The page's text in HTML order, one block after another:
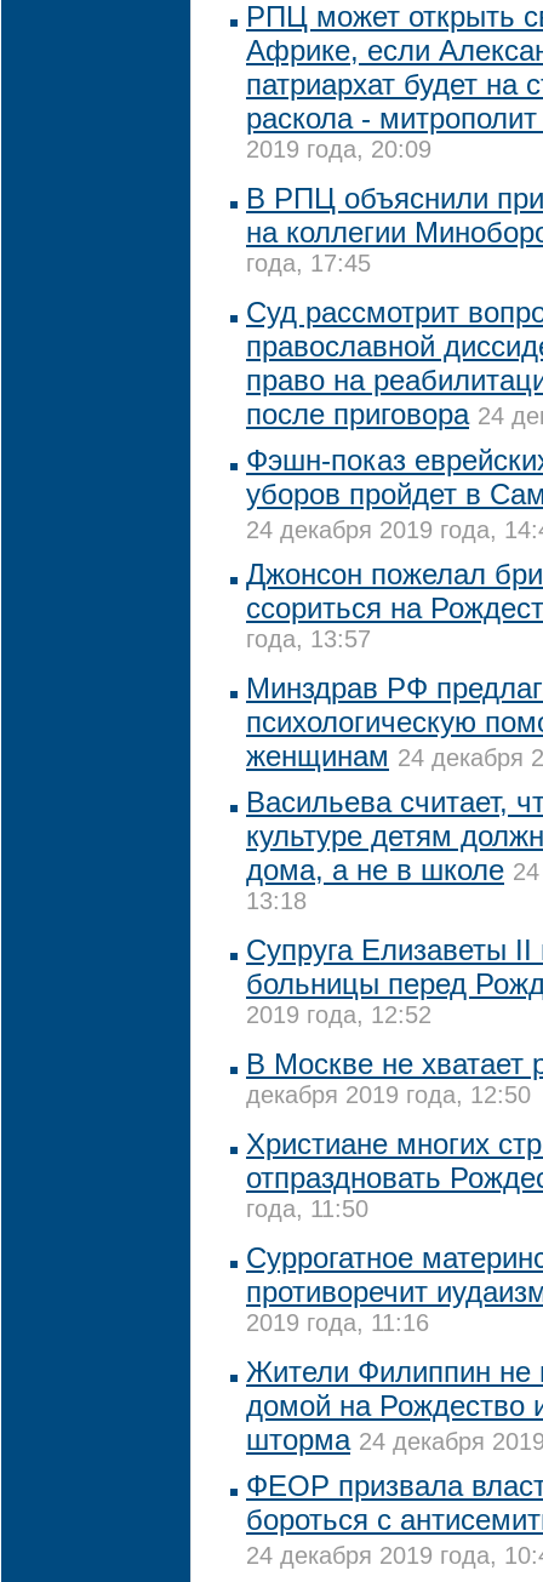
РПЦ может открыть
Африке, если
патриархат будет на
раскола -
2019 года, 20:09
В РПЦ объяснили
на коллегии
года, 17:45
Суд рассмотрит
православной
право на
после приговора 24
Фэшн-показ
уборов пройдет в
24 декабря 2019 года,
Джонсон пожелал
ссориться на
года, 13:57
Минздрав РФ
психологическую
женщинам 24 декабря
Васильева считает,
культуре детям
дома, а не в школе
13:18
Супруга Елизаветы
больницы перед
2019 года, 12:52
В Москве не
декабря 2019 года, 12:50
Христиане многих
отпраздновать
года, 11:50
Суррогатное
противоречит
2019 года, 11:16
Жители Филиппин не
домой на Рождество
шторма 24 декабря
ФЕОР призвала
бороться с
24 декабря 2019 года,